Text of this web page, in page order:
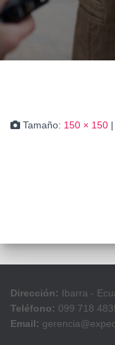
Tamaño: 150 × 150 |
Dirección: Ibarra -
Teléfono: 099 718
Email: